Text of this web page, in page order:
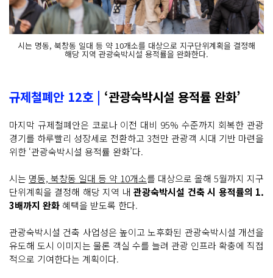
시는 명동, 북창동 일대 등 약 10개소를 대상으로 지구단위계획을 결정해
해당 지역 관광숙박시설 용적률을 완화한다.
규제철폐안 12호 | ‘관광숙박시설 용적률 완화’
마지막 규제철폐안은 코로나 이전 대비 95% 수준까지 회복한 관광
경기를 하루빨리 성장세로 전환하고 3천만 관광객 시대 기반 마련을
위한 ‘관광숙박시설 용적률 완화’다.
시는 명동, 북창동 일대 등 약 10개소를 대상으로 올해 5월까지 지구
단위계획을 결정해 해당 지역 내관광숙박시설 건축 시 용적률의 1.
3배까지 완화 혜택을 받도록 한다.
관광숙박시설 건축 사업성은 높이고 노후화된 관광숙박시설 개선을
유도해 도시 이미지는 물론 객실 수를 늘려 관광 인프라 확충에 직접
적으로 기여한다는 계획이다.